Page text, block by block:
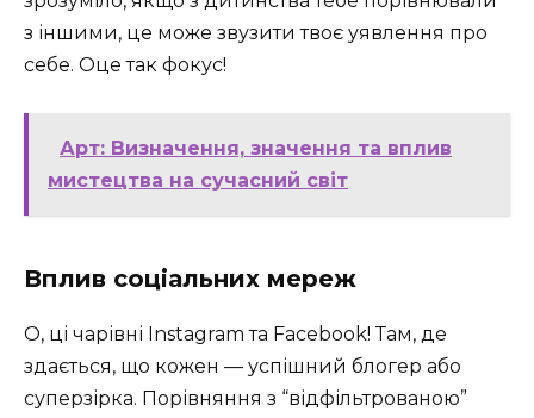
з іншими, це може звузити твоє уявлення про
себе. Оце так фокус!
Арт: Визначення, значення та вплив
мистецтва на сучасний світ
Вплив соціальних мереж
О, ці чарівні Instagram та Facebook! Там, де
здається, що кожен — успішний блогер або
суперзірка. Порівняння з “відфільтрованою”